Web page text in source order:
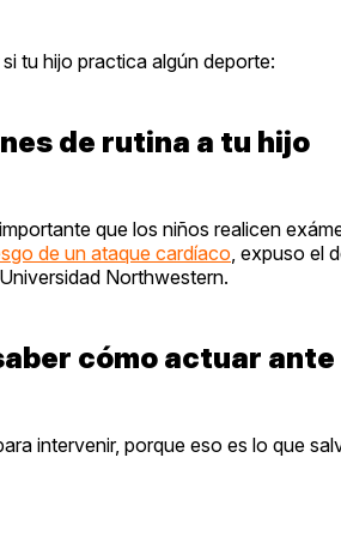
tu hijo practica algún deporte:
de rutina a tu hijo
que los niños realicen
de un ataque cardíaco , expuso el
Northwestern.
cómo actuar
intervenir, porque eso es lo que